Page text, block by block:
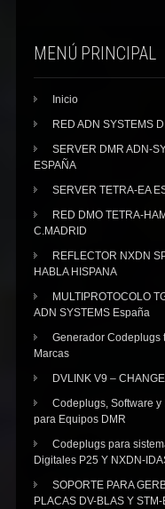
MENÚ PRINCIPAL
Inicio
RED ADN SYSTEMS
SERVER DMR ADN-
ESPAÑA
SERVER TETRA-EA
RED DMO TETRA-
C.MADRID
REFLECTOR NXDN
HABLA HISPANA
MULTIPROTOCOLO
ADN SYSTEMS España
Generador Codeplugs
Marcas
DVLINK V9 –
Codeplugs, Software y
para Equipos DMR
Codeplugs para
Digitales P25 Y NXDN-
SOPORTE PARA
PLACAS DV-BLAS Y